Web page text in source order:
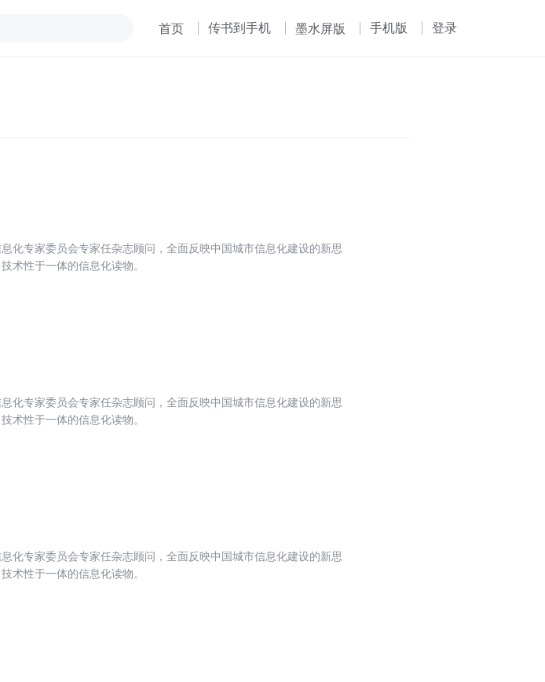
首页 传书到手机 墨水屏版 手机版 登录
化专家委员会专家任杂志顾问，全面反映中国城市信息化建设的新思
术性于一体的信息化读物。
化专家委员会专家任杂志顾问，全面反映中国城市信息化建设的新思
术性于一体的信息化读物。
化专家委员会专家任杂志顾问，全面反映中国城市信息化建设的新思
术性于一体的信息化读物。